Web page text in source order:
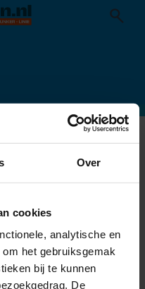
Over
cookies
analytische en
het gebruiksgemak
bij te kunnen
De